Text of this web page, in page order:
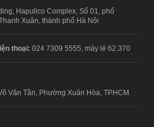
Hapulico Complex, Số 01, phố
Xuân, thành phố Hà Nội
thoại: 024 7309 5555, máy lẻ 62.370
Văn Tần, Phường Xuân Hòa, TPHCM